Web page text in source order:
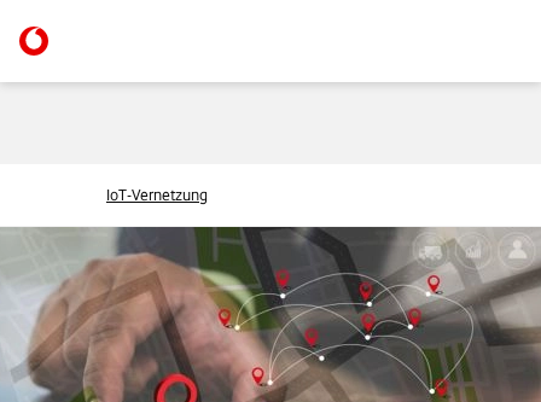
IoT-Vernetzung